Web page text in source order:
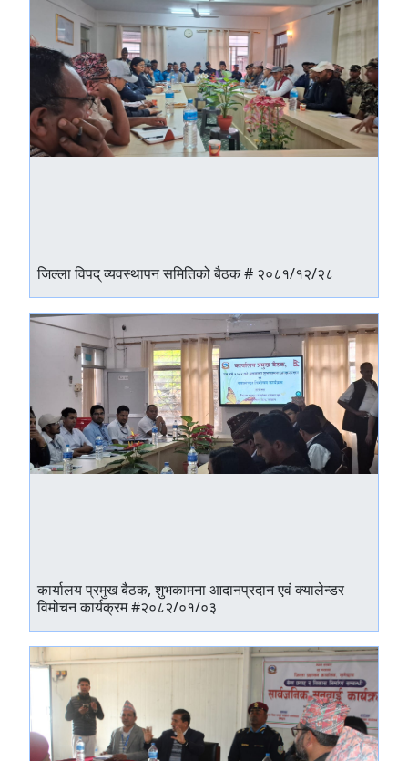
जिल्ला विपद् व्यवस्थापन समितिको बैठक # २०८१/१२/२८
कार्यालय प्रमुख बैठक, शुभकामना आदानप्रदान एवं क्यालेन्डर
विमोचन कार्यक्रम #२०८२/०१/०३